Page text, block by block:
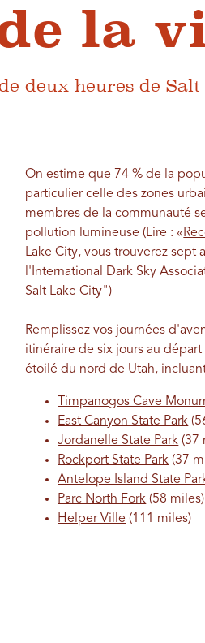
la
deux heures de
On estime que 74 % de la
particulier celle des zones
membres de la communauté
pollution lumineuse (Lire : «
Lake City, vous trouverez sept
l'International Dark Sky
Salt Lake City")
Remplissez vos journées
itinéraire de six jours au
étoilé du nord de Utah,
Timpanogos Cave
East Canyon State Park
Jordanelle State Park (37
Rockport State Park (37
Antelope Island State
Parc North Fork (58 miles)
Helper Ville (111 miles)